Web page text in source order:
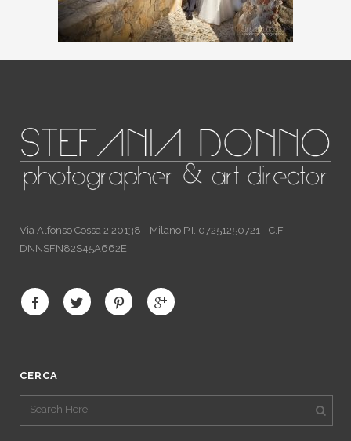
Via Alfonso Cossa 2 20138 - Milano P.I. 07251250721 - C.F.
DNNSFN82S45A662E
CERCA